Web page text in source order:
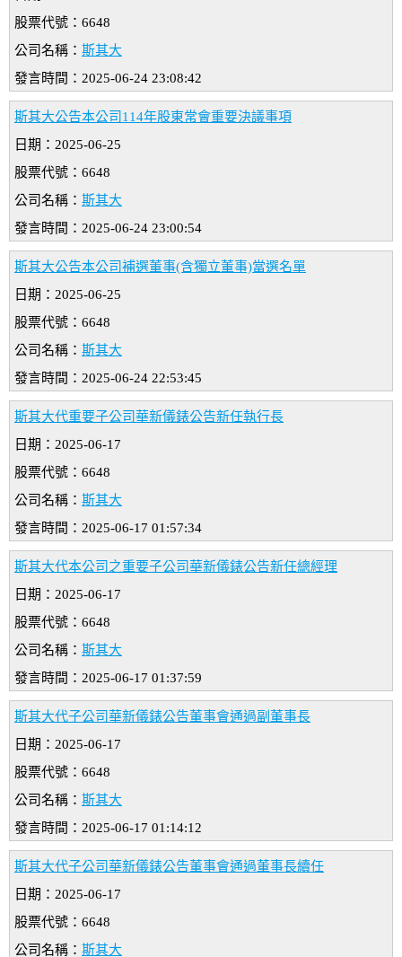
股票代號：6648
公司名稱： 斯其大
發言時間：2025-06-24 23:08:42
斯其大公告本公司114年股東常會重要決議事項
日期：2025-06-25
股票代號：6648
公司名稱： 斯其大
發言時間：2025-06-24 23:00:54
斯其大公告本公司補選董事(含獨立董事)當選名單
日期：2025-06-25
股票代號：6648
公司名稱： 斯其大
發言時間：2025-06-24 22:53:45
斯其大代重要子公司華新儀錶公告新任執行長
日期：2025-06-17
股票代號：6648
公司名稱： 斯其大
發言時間：2025-06-17 01:57:34
斯其大代本公司之重要子公司華新儀錶公告新任總經理
日期：2025-06-17
股票代號：6648
公司名稱： 斯其大
發言時間：2025-06-17 01:37:59
斯其大代子公司華新儀錶公告董事會通過副董事長
日期：2025-06-17
股票代號：6648
公司名稱： 斯其大
發言時間：2025-06-17 01:14:12
斯其大代子公司華新儀錶公告董事會通過董事長續任
日期：2025-06-17
股票代號：6648
公司名稱： 斯其大